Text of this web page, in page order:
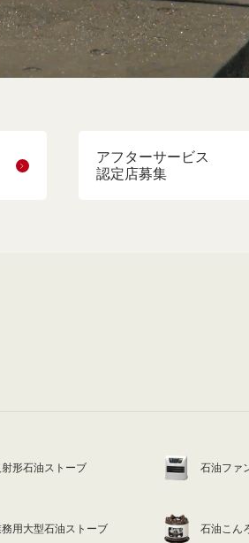
アフターサービス
認定店募集
射形石油ストーブ 石油ファ
用大型石油ストーブ 石油こん